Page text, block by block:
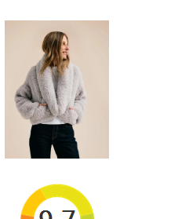
Wendy uit Amsterdam